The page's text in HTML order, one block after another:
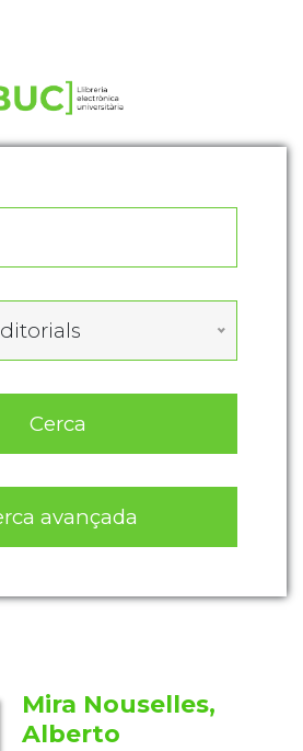
Cerca
avançada
Mira Nouselles,
Alberto